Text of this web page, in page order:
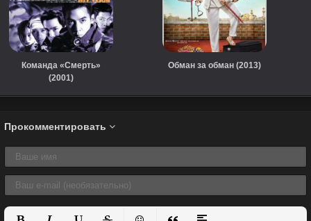
Команда «Смерть»
(2001)
Обман за обман (2013)
Прокомментировать